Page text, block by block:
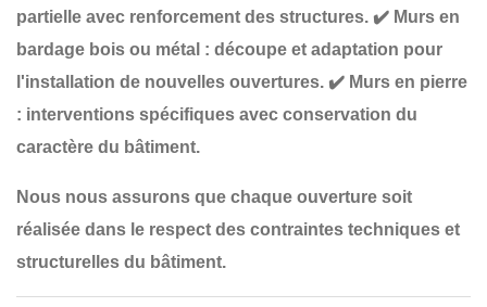
partielle avec renforcement des structures. ✔️ Murs en
bardage bois ou métal : découpe et adaptation pour
l'installation de nouvelles ouvertures. ✔️ Murs en pierre
: interventions spécifiques avec conservation du
caractère du bâtiment.
Nous nous assurons que chaque ouverture soit
réalisée dans le respect des contraintes techniques et
structurelles du bâtiment.